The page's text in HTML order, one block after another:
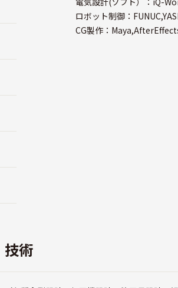
ロボット制御：
CG製作：
技術